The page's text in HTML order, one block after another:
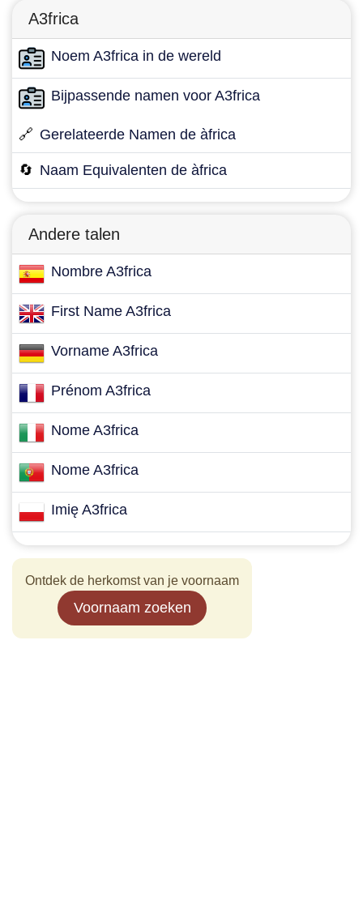
A3frica
Noem A3frica in de wereld
Bijpassende namen voor A3frica
🔗 Gerelateerde Namen de àfrica
🔄 Naam Equivalenten de àfrica
Andere talen
Nombre A3frica
First Name A3frica
Vorname A3frica
Prénom A3frica
Nome A3frica
Nome A3frica
Imię A3frica
Ontdek de herkomst van je voornaam
Voornaam zoeken